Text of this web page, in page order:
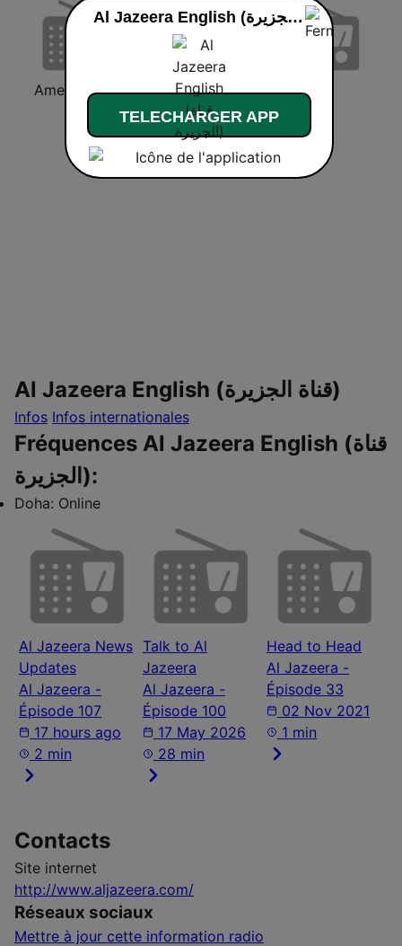
America's Greatest 70s Hits Al Jazeera Arabic (قناة الجزيرة) MSNBC
Al Jazeera English (قناة الجزيرة)
Infos Infos internationales
Fréquences Al Jazeera English (قناة
الجزيرة):
Doha: Online
Al Jazeera News
Updates
Al Jazeera -
Épisode 107
17 hours ago
2 min
Talk to Al
Jazeera
Al Jazeera -
Épisode 100
17 May 2026
28 min
Head to Head
Al Jazeera -
Épisode 33
02 Nov 2021
1 min
Contacts
Site internet
http://www.aljazeera.com/
Réseaux sociaux
Mettre à jour cette information radio
Al Jazeera English (قناة الجزيرة) en ligne
TELECHARGER APP